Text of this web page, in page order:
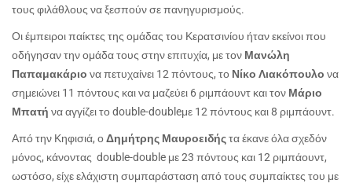
τους φιλάθλους να ξεσπούν σε πανηγυρισμούς.
Οι έμπειροι παίκτες της ομάδας του Κερατσινίου ήταν εκείνοι που
οδήγησαν την ομάδα τους στην επιτυχία, με τον Μανώλη
Παπαμακάριο να πετυχαίνει 12 πόντους, το Νίκο Λιακόπουλο να
σημειώνει 11 πόντους και να μαζεύει 6 ριμπάουντ και τον Μάριο
Μπατή να αγγίζει τοdouble-doubleμε 12 πόντους και 8 ριμπάουντ.
Από την Κηφισιά, οΔημήτρης Μαυροειδήςτα έκανε όλα σχεδόν
μόνος, κάνοντας double-double με 23 πόντους και 12 ριμπάουντ,
ωστόσο, είχε ελάχιστη συμπαράσταση από τους συμπαίκτες του με